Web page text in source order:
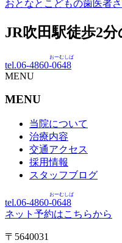
おとなとこどもの歯医者
JR吹田駅徒歩2分
tel.06-4860-0648
おーむしば
MENU
MENU
当院について
治療内容
交通アクセス
採用情報
スタッフブログ
tel.06-4860-0648
おーむしば
ネット予約はこちらから
〒5640031